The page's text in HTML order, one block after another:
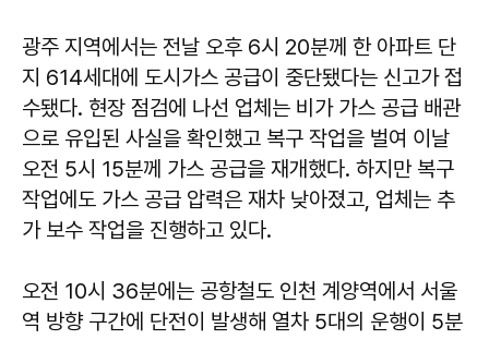
광주 지역에서는 전날 오후 6시 20분께 한 아파트 단
지 614세대에 도시가스 공급이 중단됐다는 신고가 접
수됐다. 현장 점검에 나선 업체는 비가 가스 공급 배관
으로 유입된 사실을 확인했고 복구 작업을 벌여 이날
오전 5시 15분께 가스 공급을 재개했다. 하지만 복구
작업에도 가스 공급 압력은 재차 낮아졌고, 업체는 추
가 보수 작업을 진행하고 있다.
오전 10시 36분에는 공항철도 인천 계양역에서 서울
역 방향 구간에 단전이 발생해 열차 5대의 운행이 5분